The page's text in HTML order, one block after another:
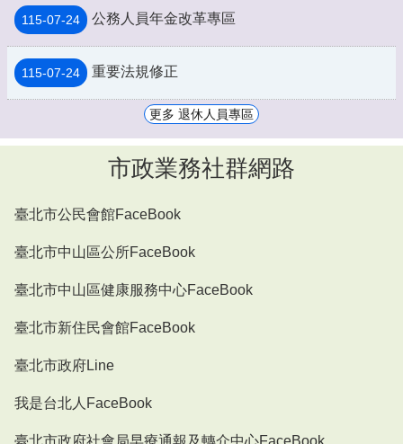
115-07-24 公務人員年金改革專區
115-07-24 重要法規修正
更多 退休人員專區
市政業務社群網路
臺北市公民會館FaceBook
臺北市中山區公所FaceBook
臺北市中山區健康服務中心FaceBook
臺北市新住民會館FaceBook
臺北市政府Line
我是台北人FaceBook
臺北市政府社會局早療通報及轉介中心FaceBook